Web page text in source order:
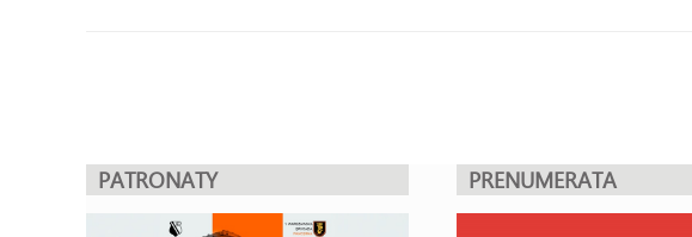
PATRONATY PRENUMERATA